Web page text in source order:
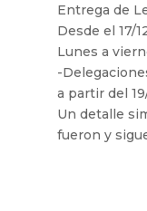
Entrega de
Desde el 17/
Lunes a
-
a partir del
Un detalle
fueron y